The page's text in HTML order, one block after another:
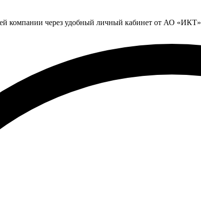
компании через удобный личный кабинет от АО «ИКТ»